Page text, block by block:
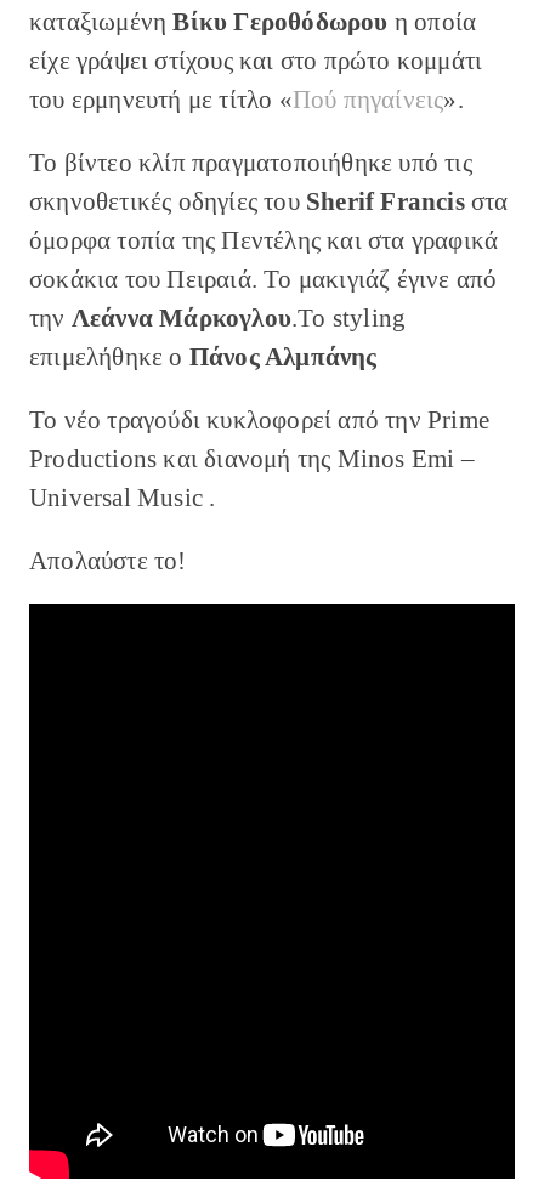
καταξιωμένηΒίκυ Γεροθόδωρου η οποία
είχε γράψει στίχους και στο πρώτο κομμάτι
του ερμηνευτή με τίτλο «Πού πηγαίνεις».
Το βίντεο κλίπ πραγματοποιήθηκε υπό τις
σκηνοθετικές οδηγίες του Sherif Francisστα
όμορφα τοπία της Πεντέλης και στα γραφικά
σοκάκια του Πειραιά. Το μακιγιάζ έγινε από
την Λεάννα Μάρκογλου.Το styling
επιμελήθηκε ο Πάνος Αλμπάνης
Το νέο τραγούδι κυκλοφορεί από την Prime
Productions και διανομή της Minos Emi –
Universal Music .
Απολαύστε το!